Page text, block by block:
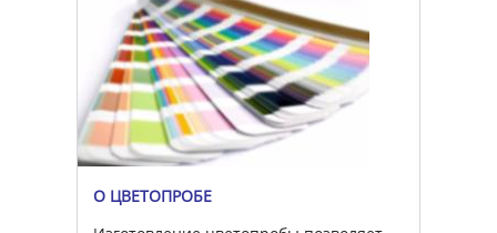
О ЦВЕТОПРОБЕ